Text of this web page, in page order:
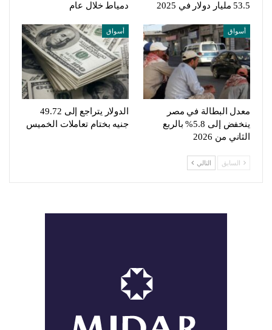
53.5 مليار دولار في 2025
دمياط خلال عام
أسواق
معدل البطالة في مصر
ينخفض إلى 5.8% بالربع
الثاني من 2026
أسواق
الدولار يتراجع إلى 49.72
جنيه بختام تعاملات الخميس
السابق التالي